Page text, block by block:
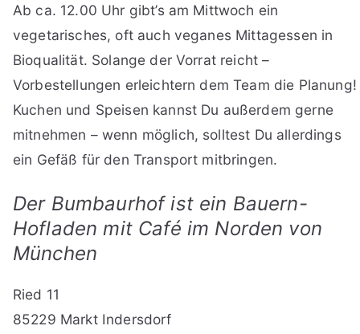
Ab ca. 12.00 Uhr gibt’s am Mittwoch ein
vegetarisches, oft auch veganes Mittagessen in
Bioqualität. Solange der Vorrat reicht –
Vorbestellungen erleichtern dem Team die Planung!
Kuchen und Speisen kannst Du außerdem gerne
mitnehmen – wenn möglich, solltest Du allerdings
ein Gefäß für den Transport mitbringen.
Der Bumbaurhof ist ein Bauern-
Hofladen mit Café im Norden von
München
Ried 11
85229 Markt Indersdorf